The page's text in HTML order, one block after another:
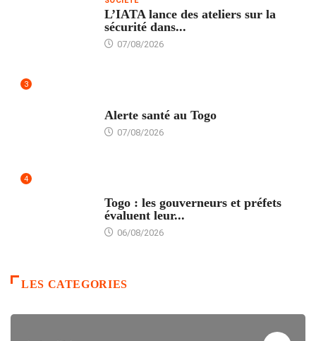
L’IATA lance des ateliers sur la
sécurité dans...
07/08/2026
3
Alerte santé au Togo
07/08/2026
4
Togo : les gouverneurs et préfets
évaluent leur...
06/08/2026
LES CATEGORIES